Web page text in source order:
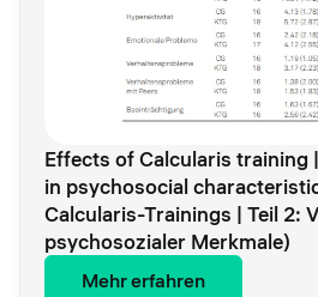
Effects of Calcularis training
in psychosocial
Calcularis-Trainings | Teil 2:
psychosozialer Merkmale)
Mehr erfahren